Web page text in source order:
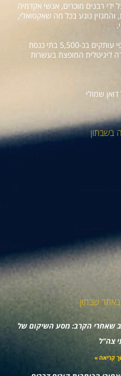
ידי רבנים מוכרים, אנשי אקדמיה
והמגזין נוגע בכל מה שאקטואלי,
השבועון מופץ בעשרות אלפי עותקים בכ-5,500 בתי כנסת
דיגיטלית המופצת בעשרות
שמולי
בשבתון
שבתון
שאחרי הקרב: מסע השיקום של
צה"ל
קריאה »